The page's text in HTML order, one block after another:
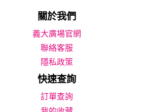
關於我們
義大廣場官網
聯絡客服
隱私政策
快速查詢